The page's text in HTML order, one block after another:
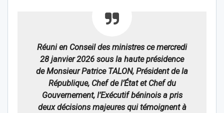
Réuni en Conseil des ministres ce mercredi
28 janvier 2026 sous la haute présidence
de Monsieur Patrice TALON, Président de la
République, Chef de l’État et Chef du
Gouvernement, l’Exécutif béninois a pris
deux décisions majeures qui témoignent à